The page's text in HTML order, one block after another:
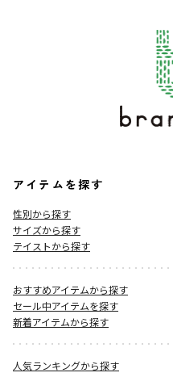
アイテムを探す
性別から探す
サイズから探す
テイストから探す
おすすめアイテムから探す
セール中アイテムを探す
新着アイテムから探す
人気ランキングから探す